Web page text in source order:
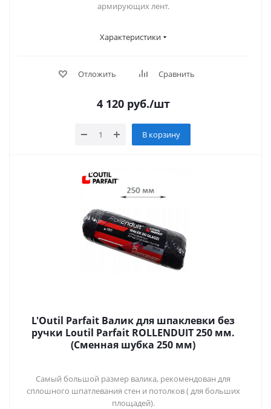
армирующих лент.
Характеристики
Отложить Сравнить
4 120 руб./шт
В корзину
L'Outil Parfait Валик для шпаклевки без
ручки Loutil Parfait ROLLENDUIT 250 мм.
(Сменная шубка 250 мм)
Самый большой размер валика, рекомендован для
сплошного шпатлевания стен и потолков ( для больших
площадей).